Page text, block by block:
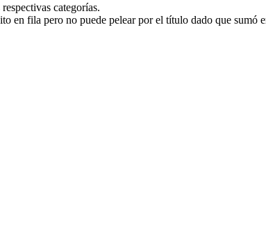
categorías.
en fila pero no puede pelear por el título dado que sumó